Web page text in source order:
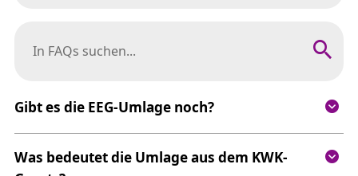
In FAQs suchen nach:
Gibt es die EEG-Umlage noch?
Was bedeutet die Umlage aus dem KWK-